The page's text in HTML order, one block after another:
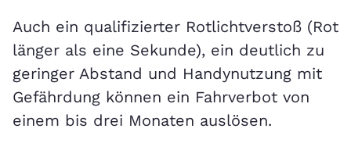
Auch ein qualifizierter Rotlichtverstoß (Rot
länger als eine Sekunde), ein deutlich zu
geringer Abstand und Handynutzung mit
Gefährdung können ein Fahrverbot von
einem bis drei Monaten auslösen.